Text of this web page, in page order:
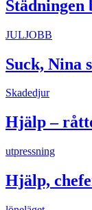
JULJOBB
Suck, Nina
Skadedjur
Hjälp –
utpressning
Hjälp,